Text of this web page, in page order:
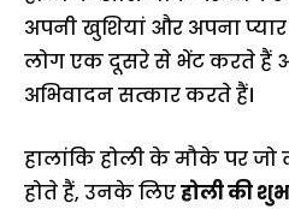
अपनी खुशियां और अपना प्यार
लोग एक दूसरे से भेंट करते हैं
अभिवादन सत्कार करते हैं।
हालांकि होली के मौके पर
होते हैं, उनके लिएहोली की